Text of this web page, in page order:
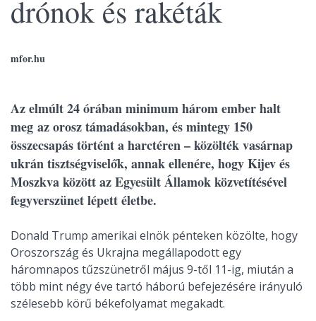
drónok és rakéták
mfor.hu
Az elmúlt 24 órában minimum három ember halt
meg az orosz támadásokban, és mintegy 150
összecsapás történt a harctéren – közölték vasárnap
ukrán tisztségviselők, annak ellenére, hogy Kijev és
Moszkva között az Egyesült Államok közvetítésével
fegyverszünet lépett életbe.
Donald Trump amerikai elnök pénteken közölte, hogy
Oroszország és Ukrajna megállapodott egy
háromnapos tűzszünetről május 9-től 11-ig, miután a
több mint négy éve tartó háború befejezésére irányuló
szélesebb körű békefolyamat megakadt.